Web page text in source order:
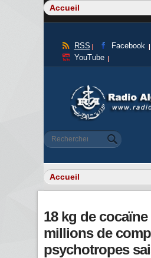
RSS Facebook
YouTube
Formulaire de
Rechercher
18 kg de cocaïne
millions de
psychotropes